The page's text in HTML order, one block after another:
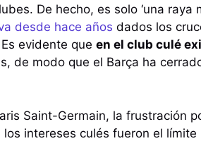
De hecho, es solo ‘una raya
desde hace años dados los
evidente que en el club culé
de modo que el Barça ha
Saint-Germain, la frustración
intereses culés fueron el